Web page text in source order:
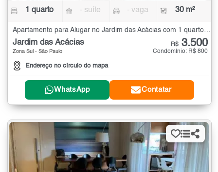
1 quarto - suíte - vaga 30 m²
Jardim das Acácias
Zona Sul - São Paulo
Endereço no círculo do mapa
R$ 3.500
Condomínio: R$ 800
WhatsApp Contatar